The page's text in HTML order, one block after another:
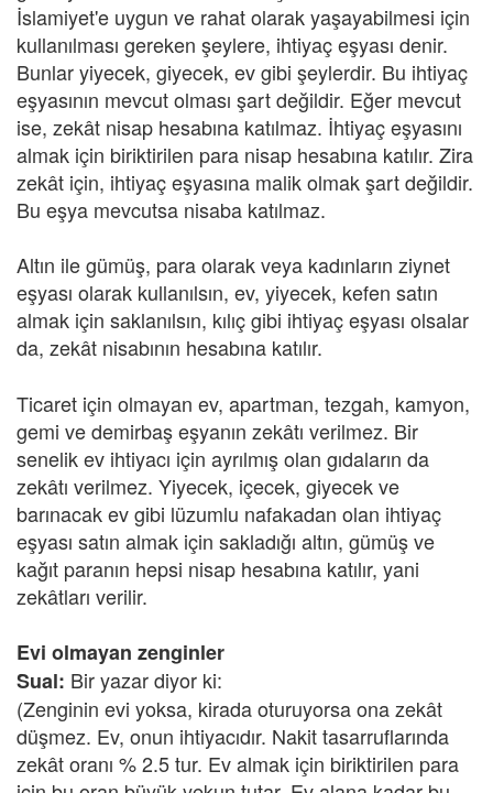
İslamiyet'e uygun ve rahat olarak yaşayabilmesi için
kullanılması gereken şeylere, ihtiyaç eşyası denir.
Bunlar yiyecek, giyecek, ev gibi şeylerdir. Bu ihtiyaç
eşyasının mevcut olması şart değildir. Eğer mevcut
ise, zekât nisap hesabına katılmaz. İhtiyaç eşyasını
almak için biriktirilen para nisap hesabına katılır. Zira
zekât için, ihtiyaç eşyasına malik olmak şart değildir.
Bu eşya mevcutsa nisaba katılmaz.
Altın ile gümüş, para olarak veya kadınların ziynet
eşyası olarak kullanılsın, ev, yiyecek, kefen satın
almak için saklanılsın, kılıç gibi ihtiyaç eşyası olsalar
da, zekât nisabının hesabına katılır.
Ticaret için olmayan ev, apartman, tezgah, kamyon,
gemi ve demirbaş eşyanın zekâtı verilmez. Bir
senelik ev ihtiyacı için ayrılmış olan gıdaların da
zekâtı verilmez. Yiyecek, içecek, giyecek ve
barınacak ev gibi lüzumlu nafakadan olan ihtiyaç
eşyası satın almak için sakladığı altın, gümüş ve
kağıt paranın hepsi nisap hesabına katılır, yani
zekâtları verilir.
Evi olmayan zenginler
Sual: Bir yazar diyor ki:
(Zenginin evi yoksa, kirada oturuyorsa ona zekât
düşmez. Ev, onun ihtiyacıdır. Nakit tasarruflarında
zekât oranı % 2.5 tur. Ev almak için biriktirilen para